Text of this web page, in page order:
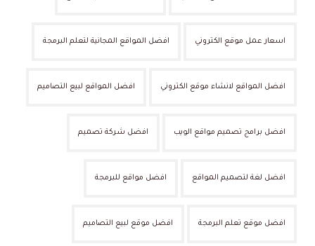
اسعار عمل موقع الكتروني افضل المواقع المجانية لتعلم البرمجة
افضل المواقع لانشاء موقع الكتروني افضل المواقع لبيع التصاميم
افضل برامج تصميم مواقع الويب افضل شركة تصميم
افضل لغة لتصميم المواقع افضل مواقع للبرمجة
افضل موقع تعلم البرمجة افضل موقع لبيع التصاميم